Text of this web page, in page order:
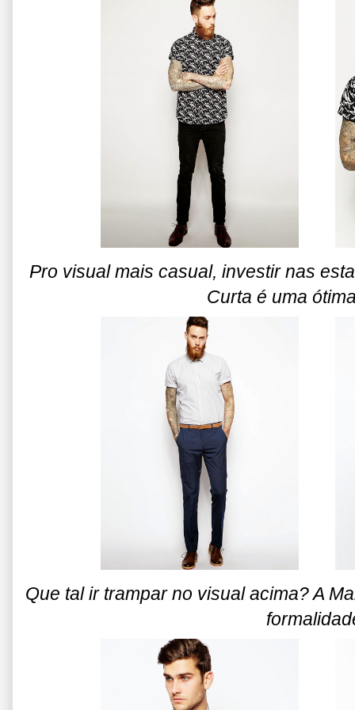
Pro visual mais casual, investir nas
Curta é uma
Que tal ir trampar no visual acima? A